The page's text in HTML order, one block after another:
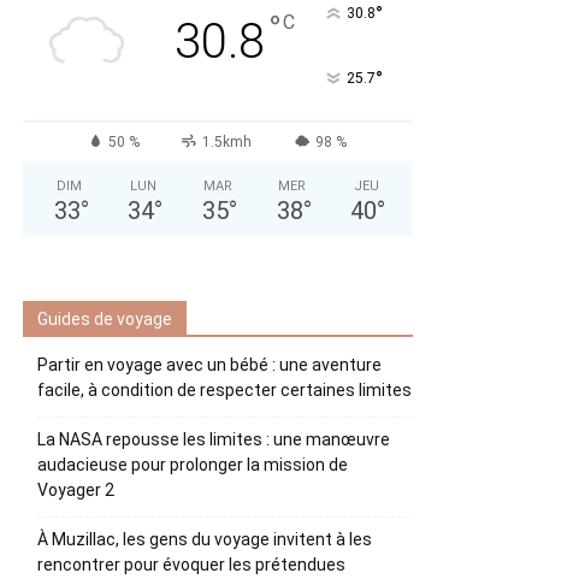
30.8 °C 30.8°
25.7°
50 % 1.5kmh 98 %
DIM
33°
LUN
34°
MAR
35°
MER
38°
JEU
40°
Guides de voyage
Partir en voyage avec un bébé : une aventure
facile, à condition de respecter certaines limites
La NASA repousse les limites : une manœuvre
audacieuse pour prolonger la mission de
Voyager 2
À Muzillac, les gens du voyage invitent à les
rencontrer pour évoquer les prétendues